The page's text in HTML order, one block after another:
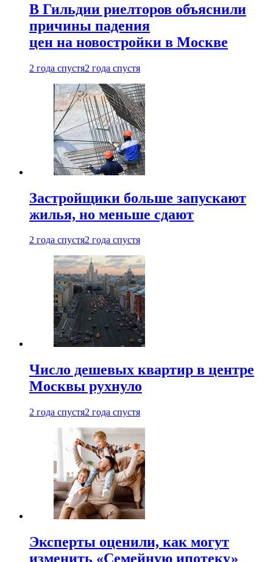
В Гильдии риелторов объяснили
причины падения
цен на новостройки в Москве
2 года спустя2 года спустя
Застройщики больше запускают
жилья, но меньше сдают
2 года спустя2 года спустя
Число дешевых квартир в центре
Москвы рухнуло
2 года спустя2 года спустя
Эксперты оценили, как могут
изменить «Семейную ипотеку»